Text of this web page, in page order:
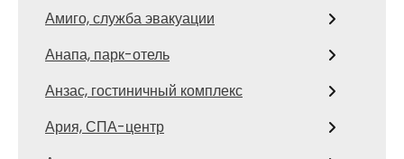
Амиго, служба эвакуации
Анапа, парк-отель
Анзас, гостиничный комплекс
Ария, СПА-центр